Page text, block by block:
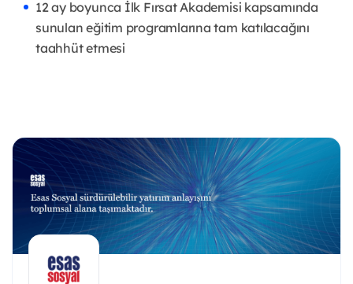
12 ay boyunca İlk Fırsat Akademisi kapsamında
sunulan eğitim programlarına tam katılacağını
taahhüt etmesi